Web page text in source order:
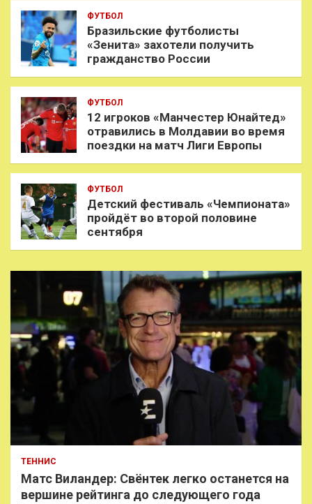
ФУТБОЛ
Бразильские футболисты
«Зенита» захотели получить
гражданство России
ФУТБОЛ
12 игроков «Манчестер Юнайтед»
отравились в Молдавии во время
поездки на матч Лиги Европы
ФУТБОЛ
Детский фестиваль «Чемпионата»
пройдёт во второй половине
сентября
ТЕННИС
Матс Виландер: Свёнтек легко останется на
вершине рейтинга до следующего года